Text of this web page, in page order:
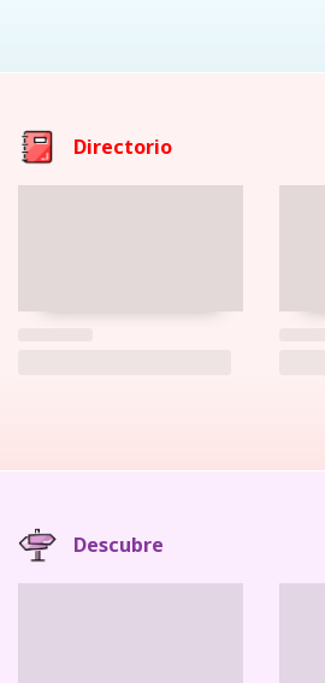
Directorio
Descubre